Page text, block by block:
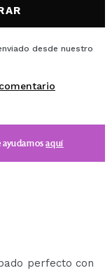
desde nuestro
ayudamosaquí
perfecto con